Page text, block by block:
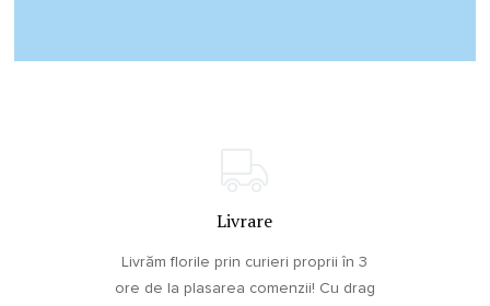
Livrare
Livrăm florile prin curieri proprii în 3
ore de la plasarea comenzii! Cu drag